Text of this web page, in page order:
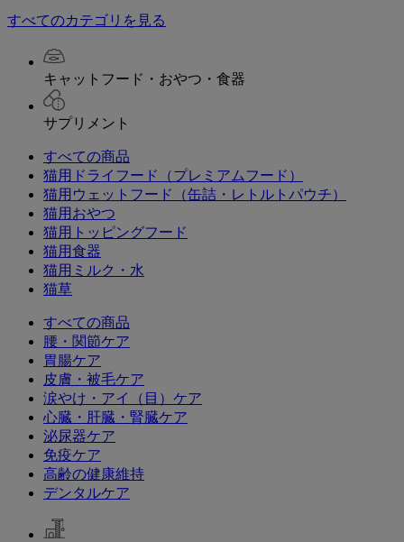
すべてのカテゴリを見る
キャットフード・おやつ・食器
サプリメント
すべての商品
猫用ドライフード（プレミアムフード）
猫用ウェットフード（缶詰・レトルトパウチ）
猫用おやつ
猫用トッピングフード
猫用食器
猫用ミルク・水
猫草
すべての商品
腰・関節ケア
胃腸ケア
皮膚・被毛ケア
涙やけ・アイ（目）ケア
心臓・肝臓・腎臓ケア
泌尿器ケア
免疫ケア
高齢の健康維持
デンタルケア